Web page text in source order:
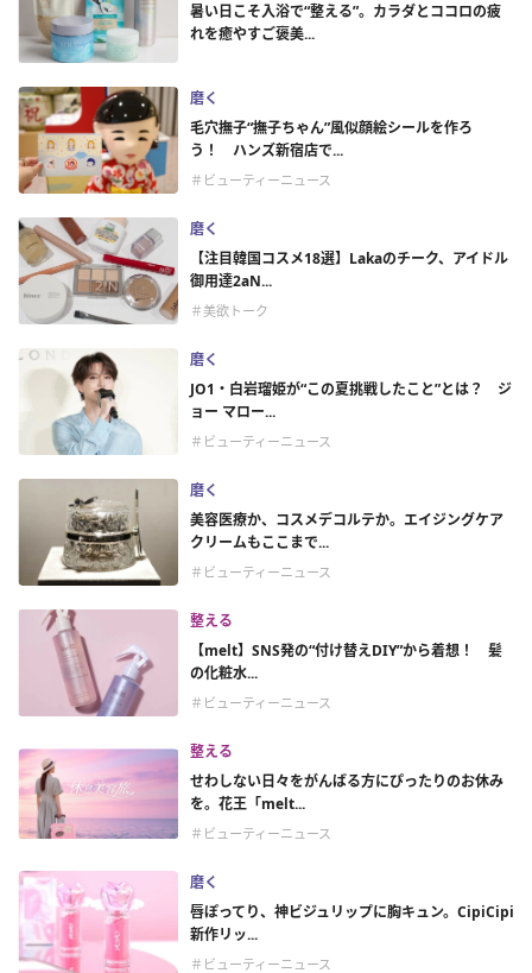
暑い日こそ入浴で“整える”。カラダとココロの疲
れを癒やすご褒美...
磨く
毛穴撫子“撫子ちゃん”風似顔絵シールを作ろ
う！ ハンズ新宿店で...
＃ビューティーニュース
磨く
【注目韓国コスメ18選】Lakaのチーク、アイドル
御用達2aN...
＃美欲トーク
磨く
JO1・白岩瑠姫が“この夏挑戦したこと”とは？ ジ
ョー マロー...
＃ビューティーニュース
磨く
美容医療か、コスメデコルテか。エイジングケア
クリームもここまで...
＃ビューティーニュース
整える
【melt】SNS発の“付け替えDIY”から着想！ 髪
の化粧水...
＃ビューティーニュース
整える
せわしない日々をがんばる方にぴったりのお休み
を。花王「melt...
＃ビューティーニュース
磨く
唇ぽってり、神ビジュリップに胸キュン。CipiCipi
新作リッ...
＃ビューティーニュース